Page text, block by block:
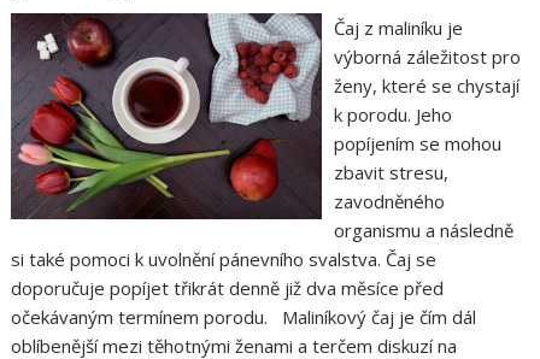
Čaj z maliníku je
výborná záležitost pro
ženy, které se chystají
k porodu. Jeho
popíjením se mohou
zbavit stresu,
zavodněného
organismu a následně
si také pomoci k uvolnění pánevního svalstva. Čaj se
doporučuje popíjet třikrát denně již dva měsíce před
očekávaným termínem porodu. Maliníkový čaj je čím dál
oblíbenější mezi těhotnými ženami a terčem diskuzí na